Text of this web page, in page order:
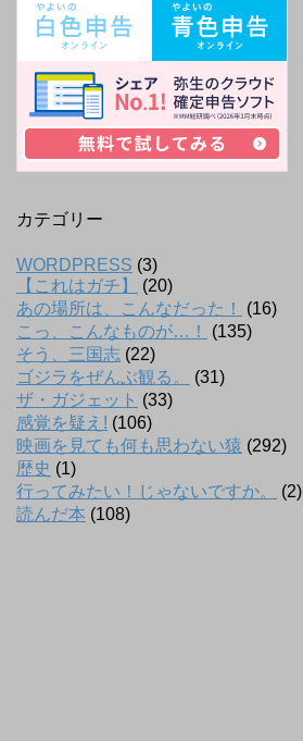
カテゴリー
WORDPRESS (3)
【これはガチ】
(20)
あの場所は、こんなだった！
(16)
こっ、こんなものが…！
(135)
そう、三国志 (22)
ゴジラをぜんぶ観る。
(31)
ザ・ガジェット (33)
感覚を疑え! (106)
映画を見ても何も思わない猿 (292)
歴史 (1)
行ってみたい！じゃないですか。
(2)
読んだ本 (108)